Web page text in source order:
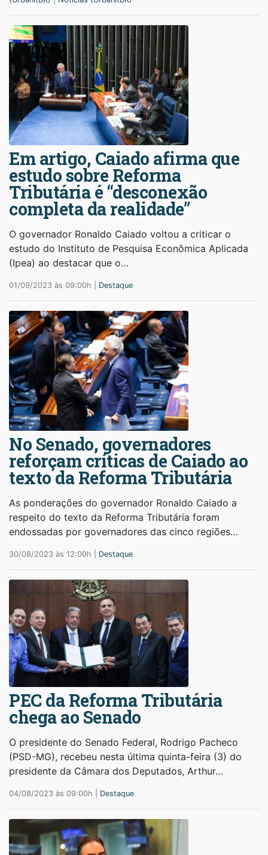
Em artigo, Caiado afirma que
estudo sobre Reforma
Tributária é “desconexão
completa da realidade”
O governador Ronaldo Caiado voltou a criticar o
estudo do Instituto de Pesquisa Econômica Aplicada
(Ipea) ao destacar que o…
01/09/2023 às 09:00h | Destaque
No Senado, governadores
reforçam críticas de Caiado ao
texto da Reforma Tributária
As ponderações do governador Ronaldo Caiado a
respeito do texto da Reforma Tributária foram
endossadas por governadores das cinco regiões…
30/08/2023 às 12:00h | Destaque
PEC da Reforma Tributária
chega ao Senado
O presidente do Senado Federal, Rodrigo Pacheco
(PSD-MG), recebeu nesta última quinta-feira (3) do
presidente da Câmara dos Deputados, Arthur…
04/08/2023 às 09:00h | Destaque